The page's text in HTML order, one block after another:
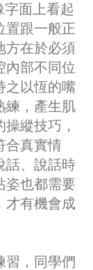
面上看起
置跟一般正
方在於必須
內部不同位
之以恆的嘴
練，產生肌
縱技巧，
合真實情
話、說話時
姿也都需要
才有機會成
，同學們